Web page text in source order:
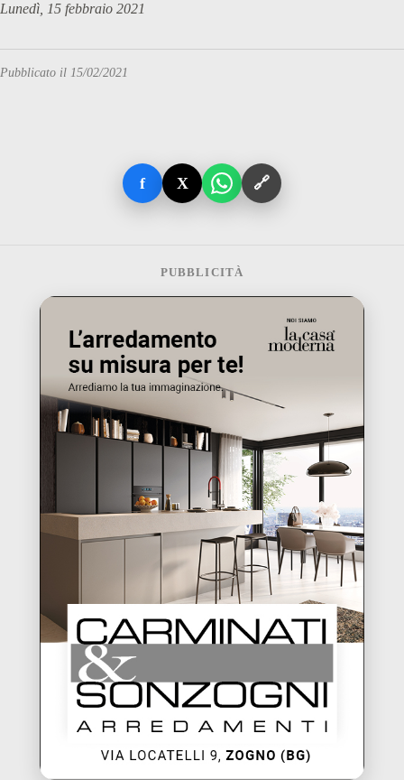
Lunedì, 15 febbraio 2021
Pubblicato il 15/02/2021
f X 🔗
PUBBLICITÀ